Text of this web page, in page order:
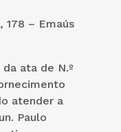
178 – Emaús
ata de N.º
atender a
Paulo